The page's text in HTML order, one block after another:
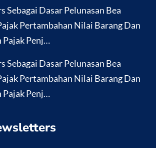
Sebagai Dasar Pelunasan Bea
Pertambahan Nilai Barang Dan
Pajak Penj…
Sebagai Dasar Pelunasan Bea
Pertambahan Nilai Barang Dan
Pajak Penj…